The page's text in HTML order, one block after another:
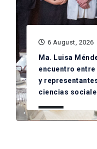
6 August, 2026
Ma. Luisa
encuentro entre
y
ciencias